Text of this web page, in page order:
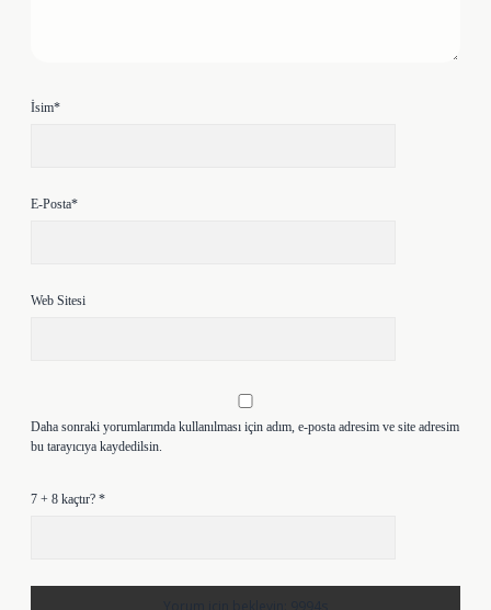
İsim*
E-Posta*
Web Sitesi
Daha sonraki yorumlarımda kullanılması için adım, e-posta adresim ve site adresim
bu tarayıcıya kaydedilsin.
7 + 8 kaçtır? *